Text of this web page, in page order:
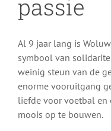
passie
Al 9 jaar lang is
symbool van
weinig steun van de
enorme vooruitgang
liefde voor voetbal en
moois op te bouwen.